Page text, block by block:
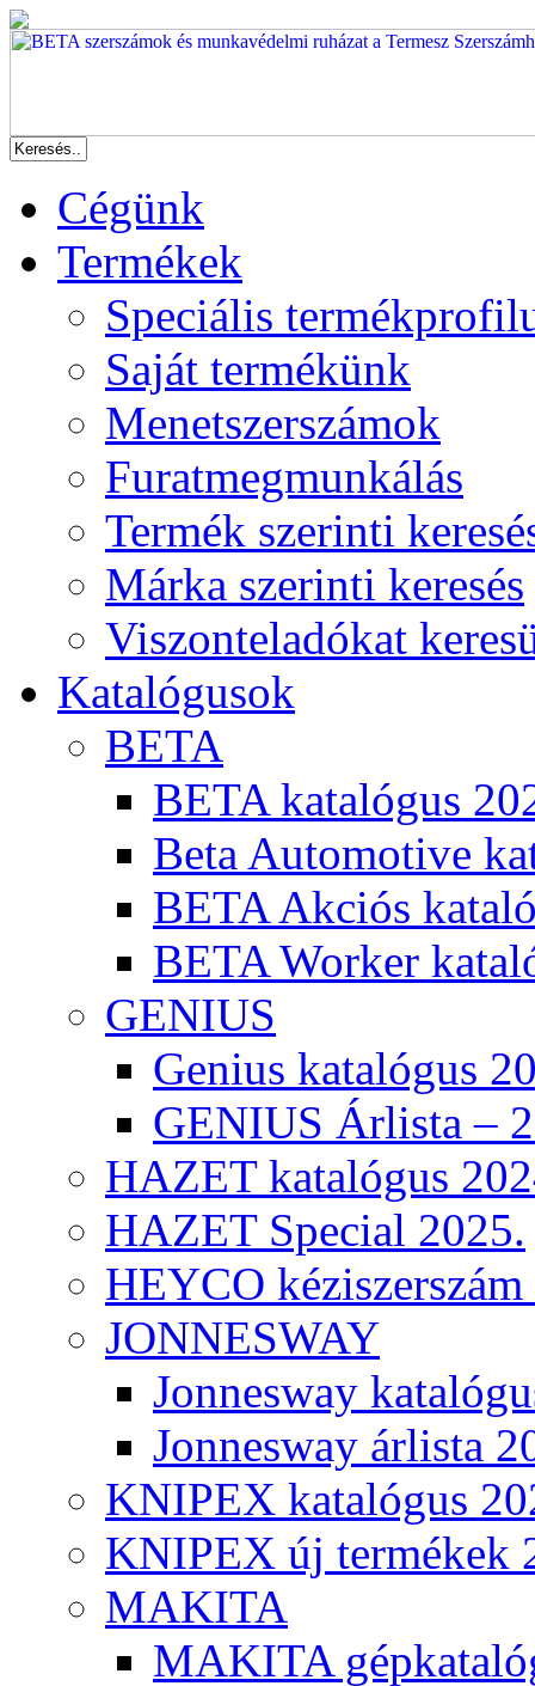
Cégünk
Termékek
Speciális
Saját termékünk
Menetszerszámok
Furatmegmunkálás
Termék szerinti
Márka szerinti keresés
Viszonteladókat
Katalógusok
BETA
BETA katalógus
Beta Automotive
BETA Akciós
BETA Worker
GENIUS
Genius katalógus
GENIUS Árlista –
HAZET katalógus
HAZET Special 2025.
HEYCO
JONNESWAY
Jonnesway
Jonnesway árlista
KNIPEX katalógus
KNIPEX új termékek
MAKITA
MAKITA